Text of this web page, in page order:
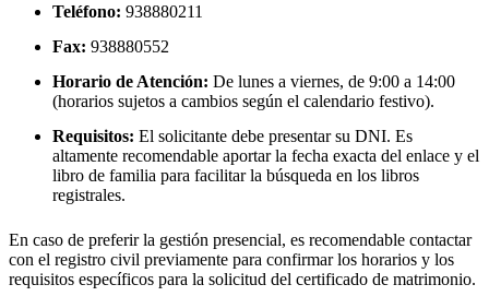
Teléfono: 938880211
Fax: 938880552
Horario de Atención: De lunes a viernes, de 9:00 a 14:00
(horarios sujetos a cambios según el calendario festivo).
Requisitos: El solicitante debe presentar su DNI. Es
altamente recomendable aportar la fecha exacta del enlace y el
libro de familia para facilitar la búsqueda en los libros
registrales.
En caso de preferir la gestión presencial, es recomendable contactar
con el registro civil previamente para confirmar los horarios y los
requisitos específicos para la solicitud del certificado de matrimonio.